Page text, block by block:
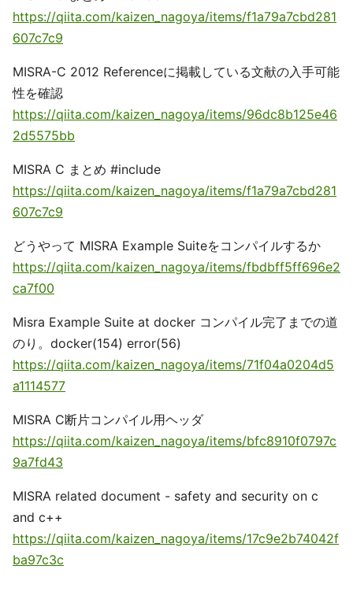
https://qiita.com/kaizen_nagoya/items/f1a79a7cbd281
607c7c9
MISRA-C 2012 Referenceに掲載している文献の入手可能
性を確認
https://qiita.com/kaizen_nagoya/items/96dc8b125e46
2d5575bb
MISRA C まとめ #include
https://qiita.com/kaizen_nagoya/items/f1a79a7cbd281
607c7c9
どうやって MISRA Example Suiteをコンパイルするか
https://qiita.com/kaizen_nagoya/items/fbdbff5ff696e2
ca7f00
Misra Example Suite at docker コンパイル完了までの道
のり。docker(154) error(56)
https://qiita.com/kaizen_nagoya/items/71f04a0204d5
a1114577
MISRA C断片コンパイル用ヘッダ
https://qiita.com/kaizen_nagoya/items/bfc8910f0797c
9a7fd43
MISRA related document - safety and security on c
and c++
https://qiita.com/kaizen_nagoya/items/17c9e2b74042f
ba97c3c